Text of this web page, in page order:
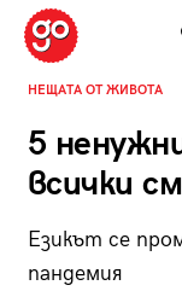
НЕЩАТА ОТ ЖИВОТА
5
всички
Езикът се
пандемия